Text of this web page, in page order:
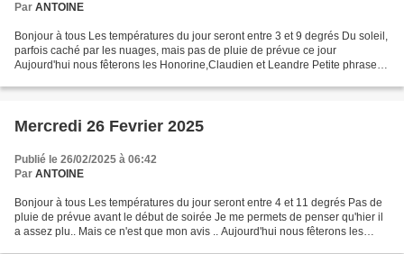
Par ANTOINE
Bonjour à tous Les températures du jour seront entre 3 et 9 degrés Du soleil,
parfois caché par les nuages, mais pas de pluie de prévue ce jour
Aujourd'hui nous fêterons les Honorine,Claudien et Leandre Petite phrase
Mercredi 26 Fevrier 2025
Publié le 26/02/2025 à 06:42
Par ANTOINE
Bonjour à tous Les températures du jour seront entre 4 et 11 degrés Pas de
pluie de prévue avant le début de soirée Je me permets de penser qu'hier il
a assez plu.. Mais ce n'est que mon avis .. Aujourd'hui nous fêterons les